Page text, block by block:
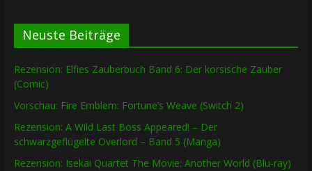
Neuste Beiträge
Rezension: Elfies Zauberbuch Band 6: Der korsische Zauber
(Comic)
Vorschau: Fire Emblem: Fortune’s Weave (Switch 2)
Rezension: A Wild Last Boss Appeared! – Der
schwarzgeflügelte Overlord – Band 5 (Manga)
Rezension: Isekai Quartet The Movie: Another World (Blu-ray)